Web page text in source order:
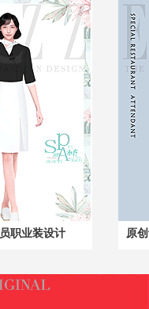
职业装设计 原